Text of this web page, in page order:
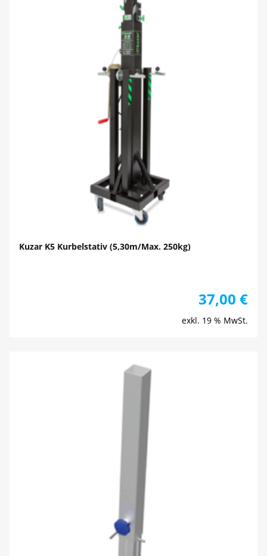
Kuzar K5 Kurbelstativ (5,30m/Max. 250kg)
37,00 €
exkl. 19 % MwSt.